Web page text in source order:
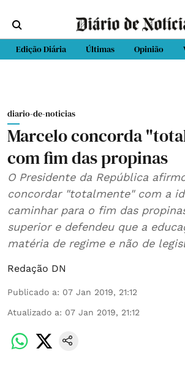
Edição Diária Últimas Opinião
diario-de-noticias
Marcelo concorda
com fim das propinas
O Presidente da República
concordar "totalmente" com a
caminhar para o fim das
superior e defendeu que a
matéria de regime e não de
Redação DN
Publicado a: 07 Jan 2019, 21:12
Atualizado a: 07 Jan 2019, 21:12